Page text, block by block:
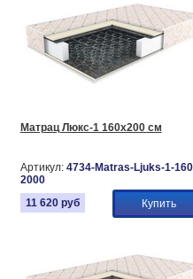
Матрац Люкс-1 160х200 см
Артикул: 4734-Matras-Ljuks-1-
2000
11 620 руб Купить